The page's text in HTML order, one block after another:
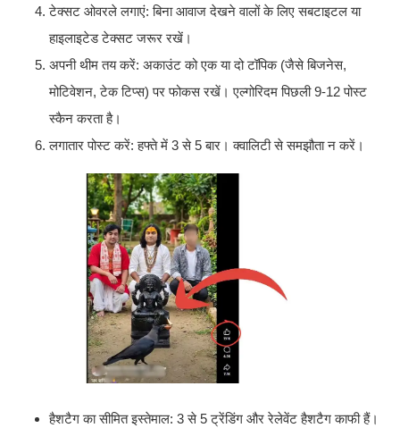
टेक्सट ओवरले लगाएं: बिना आवाज देखने वालों के लिए सबटाइटल या
हाइलाइटेड टेक्सट जरूर रखें।
अपनी थीम तय करें: अकाउंट को एक या दो टॉपिक (जैसे बिजनेस,
मोटिवेशन, टेक टिप्स) पर फोकस रखें। एल्गोरिदम पिछली 9-12 पोस्ट
स्कैन करता है।
लगातार पोस्ट करें: हफ्ते में 3 से 5 बार। क्वालिटी से समझौता न करें।
हैशटैग का सीमित इस्तेमाल: 3 से 5 ट्रेंडिंग और रेलेवेंट हैशटैग काफी हैं।